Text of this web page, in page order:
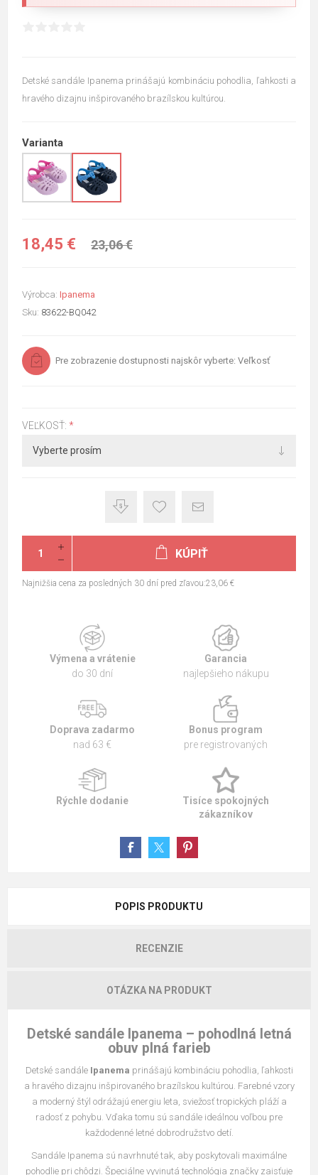
Detské sandále Ipanema prinášajú kombináciu pohodlia, ľahkosti a
hravého dizajnu inšpirovaného brazílskou kultúrou.
Varianta
18,45 € 23,06 €
Výrobca: Ipanema
Sku: 83622-BQ042
Pre zobrazenie dostupnosti najskôr vyberte: Veľkosť
VEĽKOSŤ: *
KÚPIŤ
Najnižšia cena za posledných 30 dní pred zľavou:23,06 €
Výmena a vrátenie
do 30 dní
Garancia
najlepšieho nákupu
Doprava zadarmo
nad 63 €
Bonus program
pre registrovaných
Rýchle dodanie
Tisíce spokojných
zákazníkov
POPIS PRODUKTU
RECENZIE
OTÁZKA NA PRODUKT
Detské sandále Ipanema – pohodlná letná
obuv plná farieb
Detské sandále Ipanema prinášajú kombináciu pohodlia, ľahkosti
a hravého dizajnu inšpirovaného brazílskou kultúrou. Farebné vzory
a moderný štýl odrážajú energiu leta, sviežosť tropických pláží a
radosť z pohybu. Vďaka tomu sú sandále ideálnou voľbou pre
každodenné letné dobrodružstvo detí.
Sandále Ipanema sú navrhnuté tak, aby poskytovali maximálne
pohodlie pri chôdzi. Špeciálne vyvinutá technológia značky zaisťuje